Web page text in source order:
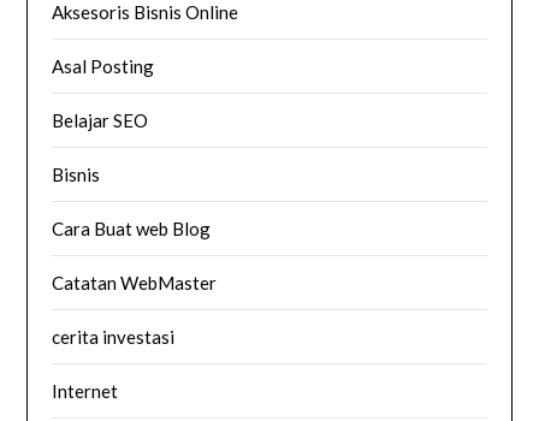
Aksesoris Bisnis Online
Asal Posting
Belajar SEO
Bisnis
Cara Buat web Blog
Catatan WebMaster
cerita investasi
Internet